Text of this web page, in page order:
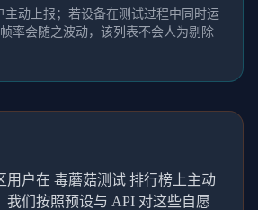
主动上报；若设备在测试过程中同时运
率会随之波动，该列表不会人为剔除
用户在 毒蘑菇测试 排行榜上主动
我们按照预设与 API 对这些自愿